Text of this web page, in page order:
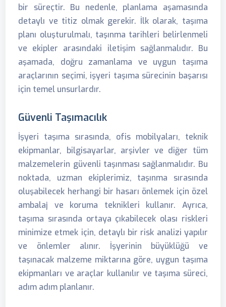
bir süreçtir. Bu nedenle, planlama aşamasında
detaylı ve titiz olmak gerekir. İlk olarak, taşıma
planı oluşturulmalı, taşınma tarihleri belirlenmeli
ve ekipler arasındaki iletişim sağlanmalıdır. Bu
aşamada, doğru zamanlama ve uygun taşıma
araçlarının seçimi, işyeri taşıma sürecinin başarısı
için temel unsurlardır.
Güvenli Taşımacılık
İşyeri taşıma sırasında, ofis mobilyaları, teknik
ekipmanlar, bilgisayarlar, arşivler ve diğer tüm
malzemelerin güvenli taşınması sağlanmalıdır. Bu
noktada, uzman ekiplerimiz, taşınma sırasında
oluşabilecek herhangi bir hasarı önlemek için özel
ambalaj ve koruma teknikleri kullanır. Ayrıca,
taşıma sırasında ortaya çıkabilecek olası riskleri
minimize etmek için, detaylı bir risk analizi yapılır
ve önlemler alınır. İşyerinin büyüklüğü ve
taşınacak malzeme miktarına göre, uygun taşıma
ekipmanları ve araçlar kullanılır ve taşıma süreci,
adım adım planlanır.